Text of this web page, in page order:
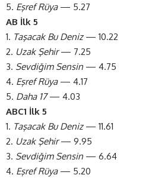
5. Eşref Rüya— 5.27
AB İlk 5
1. Taşacak Bu Deniz— 10.22
2. Uzak Şehir— 7.25
3. Sevdiğim Sensin — 4.75
4. Eşref Rüya— 4.17
5. Daha 17— 4.03
ABC1 İlk 5
1. Taşacak Bu Deniz— 11.61
2. Uzak Şehir— 9.95
3. Sevdiğim Sensin — 6.64
4. Eşref Rüya— 5.20